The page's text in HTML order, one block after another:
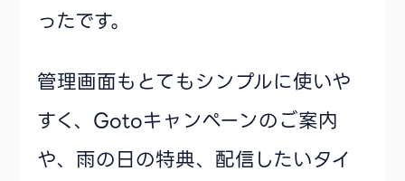
ったです。
管理画面もとてもシンプルに使いや
すく、Gotoキャンペーンのご案内
や、雨の日の特典、配信したいタイ